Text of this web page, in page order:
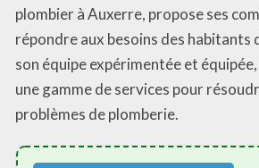
plombier à Auxerre, propose ses
répondre aux besoins des habitants
son équipe expérimentée et
une gamme de services pour
problèmes de plomberie.